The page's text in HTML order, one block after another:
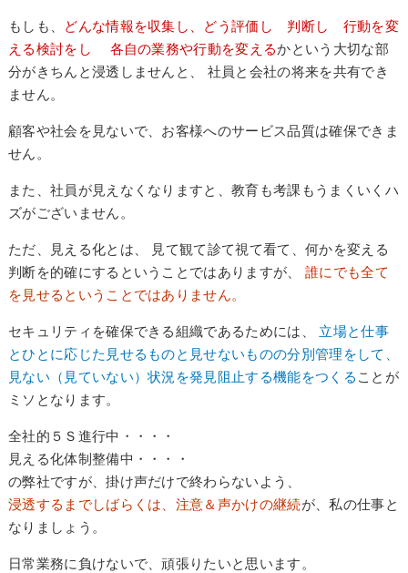
もしも、
どんな情報を収集し、どう評価し 判断し 行動を変
える検討をし 各自の業務や行動を変えるかという大切な部
分がきちんと浸透しませんと、 社員と会社の将来を共有でき
ません。
顧客や社会を見ないで、お客様へのサービス品質は確保できま
せん。
また、社員が見えなくなりますと、教育も考課もうまくいくハ
ズがございません。
ただ、見える化とは、 見て観て診て視て看て、何かを変える
判断を的確にするということではありますが、 誰にでも全て
を見せるということではありません。
セキュリティを確保できる組織であるためには、 立場と仕事
とひとに応じた見せるものと見せないものの分別管理をして、
見ない（見ていない）状況を発見阻止する機能をつくる ことが
ミソとなります。
全社的５Ｓ進行中・・・・
見える化体制整備中・・・・
の弊社ですが、掛け声だけで終わらないよう、
浸透するまでしばらくは、注意＆声かけの継続が、私の仕事と
なりましょう。
日常業務に負けないで、頑張りたいと思います。